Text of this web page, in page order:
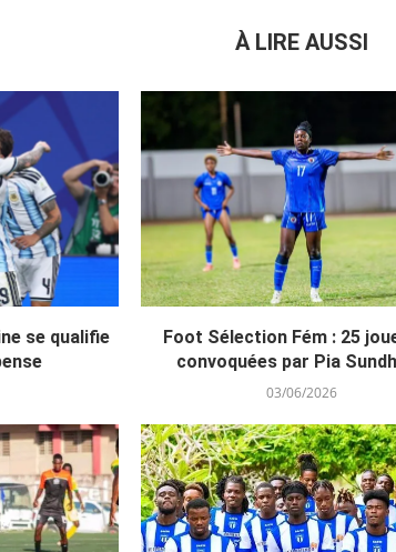
À LIRE AUSSI
se qualifie
Foot Sélection Fém : 25
convoquées par Pia
03/06/2026